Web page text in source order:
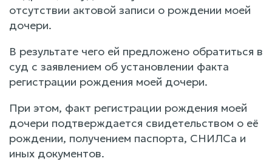
отсутствии актовой записи о рождении моей
дочери.
В результате чего ей предложено обратиться в
суд с заявлением об установлении факта
регистрации рождения моей дочери.
При этом, факт регистрации рождения моей
дочери подтверждается свидетельством о её
рождении, получением паспорта, СНИЛСа и
иных документов.